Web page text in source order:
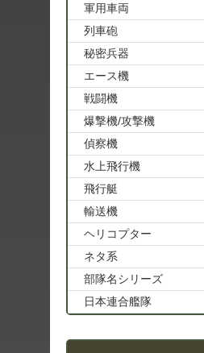
軍用車両
列車砲
秘密兵器
エース機
戦闘機
爆撃機/攻撃機
偵察機
水上飛行機
飛行艇
輸送機
ヘリコプター
ネタ系
部隊名シリーズ
日本連合艦隊